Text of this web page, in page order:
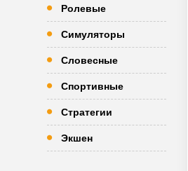
Ролевые
Симуляторы
Словесные
Спортивные
Стратегии
Экшен